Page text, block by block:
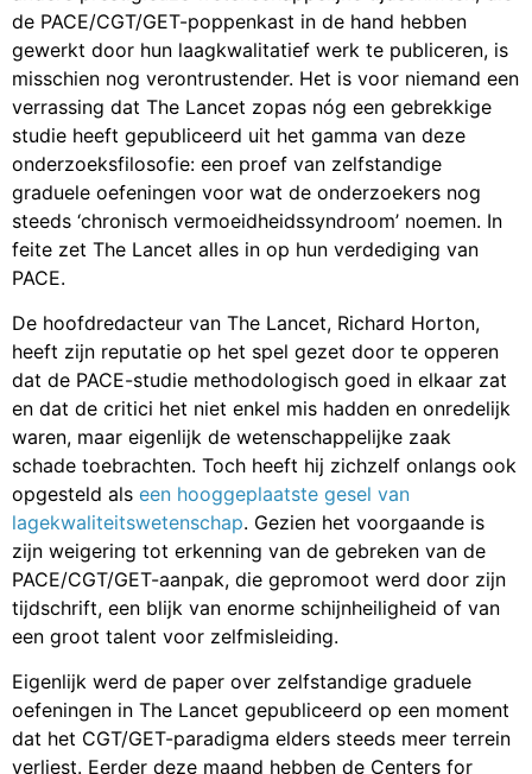
de PACE/CGT/GET-poppenkast in de hand hebben
gewerkt door hun laagkwalitatief werk te publiceren, is
misschien nog verontrustender. Het is voor niemand een
verrassing dat The Lancet zopas nóg een gebrekkige
studie heeft gepubliceerd uit het gamma van deze
onderzoeksfilosofie: een proef van zelfstandige
graduele oefeningen voor wat de onderzoekers nog
steeds ‘chronisch vermoeidheidssyndroom’ noemen. In
feite zet The Lancet alles in op hun verdediging van
PACE.
De hoofdredacteur van The Lancet, Richard Horton,
heeft zijn reputatie op het spel gezet door te opperen
dat de PACE-studie methodologisch goed in elkaar zat
en dat de critici het niet enkel mis hadden en onredelijk
waren, maar eigenlijk de wetenschappelijke zaak
schade toebrachten. Toch heeft hij zichzelf onlangs ook
opgesteld als een hooggeplaatste gesel van
lagekwaliteitswetenschap. Gezien het voorgaande is
zijn weigering tot erkenning van de gebreken van de
PACE/CGT/GET-aanpak, die gepromoot werd door zijn
tijdschrift, een blijk van enorme schijnheiligheid of van
een groot talent voor zelfmisleiding.
Eigenlijk werd de paper over zelfstandige graduele
oefeningen in The Lancet gepubliceerd op een moment
dat het CGT/GET-paradigma elders steeds meer terrein
verliest. Eerder deze maand hebben de Centers for